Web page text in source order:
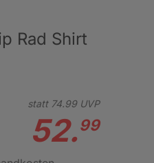
Rad Shirt
statt 74.99UVP
52.99